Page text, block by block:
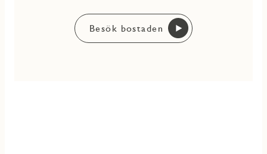
Besök bostaden